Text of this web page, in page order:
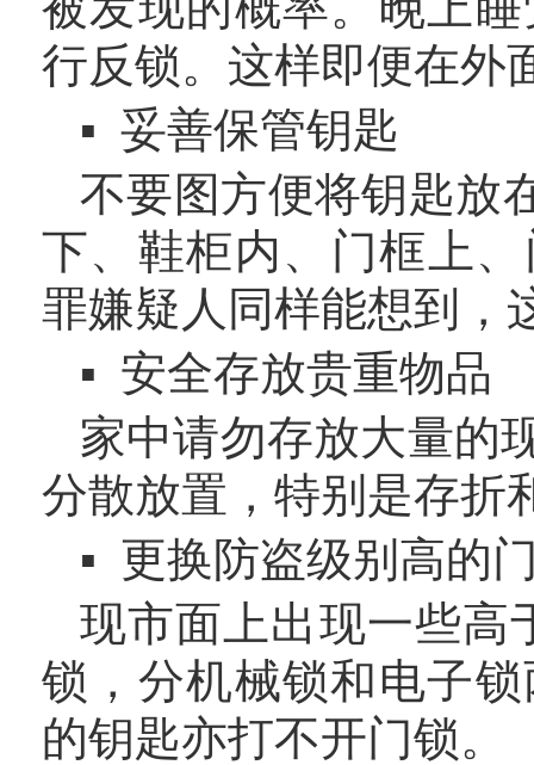
行反锁。这样即便在外
▪ 妥善保管钥匙
不要图方便将钥匙放
下、鞋柜内、门框上
罪嫌疑人同样能想到
▪ 安全存放贵重物品
家中请勿存放大量的
分散放置，特别是存折
▪ 更换防盗级别高的
现市面上出现一些高
锁，分机械锁和电子
的钥匙亦打不开门锁。